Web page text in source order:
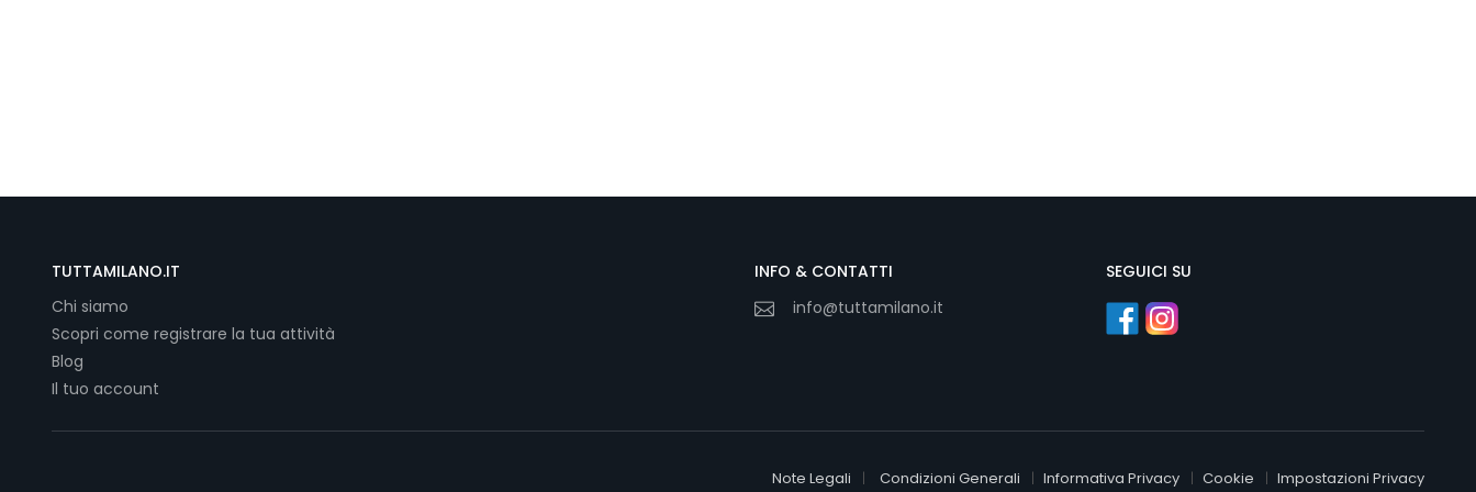
TUTTAMILANO.IT
Chi siamo
Scopri come registrare la tua attività
Blog
Il tuo account
INFO & CONTATTI
info@tuttamilano.it
SEGUICI SU
Note Legali Condizioni Generali Informativa Privacy Cookie Impostazioni Privacy